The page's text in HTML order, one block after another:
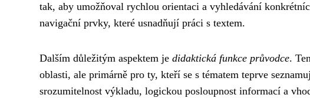
tak, aby umožňoval rychlou orientaci a vyhledávání
navigační prvky, které usnadňují práci s textem.
Dalším důležitým aspektem je didaktická funkce průvodce.
oblasti, ale primárně pro ty, kteří se s tématem teprve
srozumitelnost výkladu, logickou posloupnost informací a